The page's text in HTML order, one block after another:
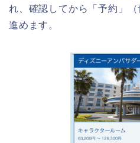
れ、確認してから「予約」
進めます。